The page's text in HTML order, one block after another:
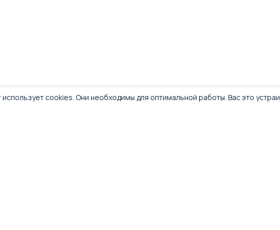
cookies. Они необходимы для оптимальной работы. Вас это